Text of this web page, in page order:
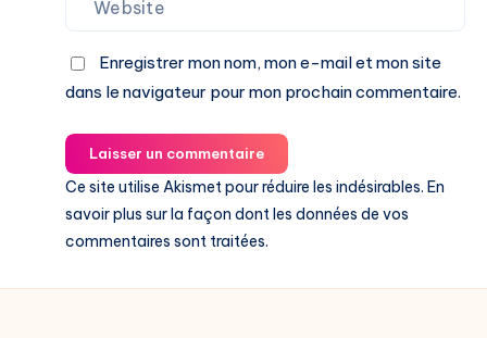
Enregistrer mon nom, mon e-mail et mon site
dans le navigateur pour mon prochain commentaire.
Laisser un commentaire
Ce site utilise Akismet pour réduire les indésirables. En
savoir plus sur la façon dont les données de vos
commentaires sont traitées.